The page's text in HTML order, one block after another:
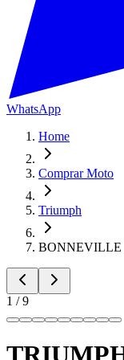
WhatsApp
Home
Comprar Moto
Triumph
BONNEVILLE
1 /9